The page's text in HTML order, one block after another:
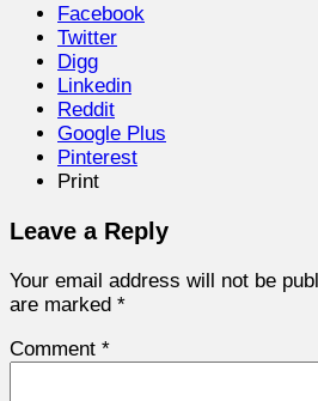
Facebook
Twitter
Digg
Linkedin
Reddit
Google Plus
Pinterest
Print
Leave a Reply
Your email address will not be
are marked *
Comment *